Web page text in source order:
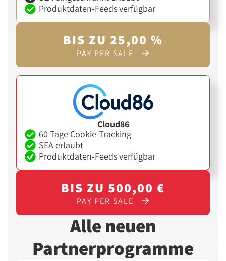
Produktdaten-Feeds verfügbar
BIS ZU 25,00 %
PAY PER SALE
Cloud86
60 Tage Cookie-Tracking
SEA erlaubt
Produktdaten-Feeds verfügbar
BIS ZU 500,00 €
PAY PER SALE
Alle neuen
Partnerprogramme